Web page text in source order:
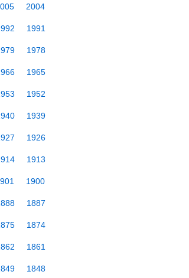
2004
1991
1978
1965
1952
1939
1926
1913
1900
1887
1874
1861
1848